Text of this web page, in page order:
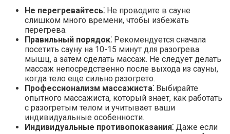
Не перегревайтесь⁚ Не проводите в сауне
слишком много времени, чтобы избежать
перегрева.
Правильный порядок⁚ Рекомендуется сначала
посетить сауну на 10-15 минут для разогрева
мышц, а затем сделать массаж. Не следует делать
массаж непосредственно после выхода из сауны,
когда тело еще сильно разогрето.
Профессионализм массажиста⁚ Выбирайте
опытного массажиста, который знает, как работать
с разогретым телом и учитывает ваши
индивидуальные особенности.
Индивидуальные противопоказания⁚ Даже если